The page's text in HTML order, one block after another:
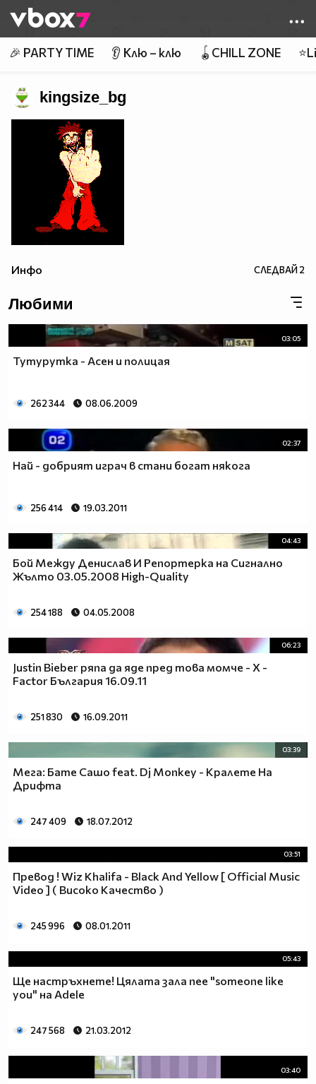
👾
🎉 PARTY TIME 👂 Клю – клю 🪀CHILL ZONE
kingsize_bg
Инфо СЛЕДВАЙ2
Любими
03:05
Тутурутка - Асен и полицая
262 344 08.06.2009
02:37
Най - добрият играч в стани богат някога
256 414 19.03.2011
04:43
Бой Между Денислав И Репортерка на Сигнално
Жълто 03.05.2008 High-Quality
254 188 04.05.2008
06:23
Justin Bieber ряпа да яде пред това момче - X -
Factor България 16.09.11
251 830 16.09.2011
03:39
Мега: Бате Сашо feat. Dj Monkey - Кралете На
Дрифта
247 409 18.07.2012
03:51
Превод ! Wiz Khalifa - Black And Yellow [ Official Music
Video ] ( Високо Качество )
245 996 08.01.2011
05:43
Ще настръхнете! Цялата зала пее "someone like
you" на Adele
247 568 21.03.2012
03:40